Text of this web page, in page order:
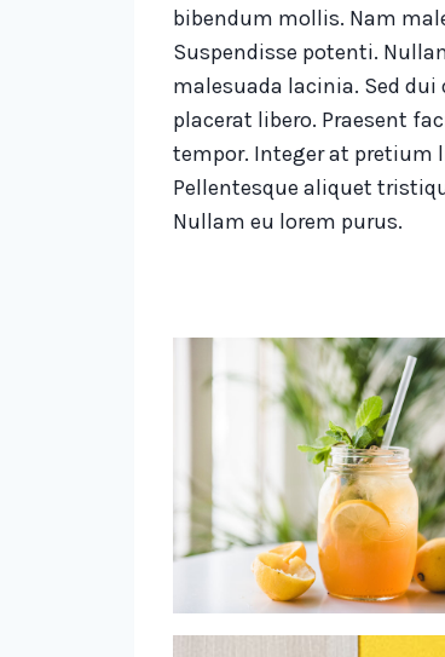
bibendum mollis. Nam
Suspendisse potenti.
malesuada lacinia. Sed
placerat libero. Praesent
tempor. Integer at pretium
Pellentesque aliquet
Nullam eu lorem purus.